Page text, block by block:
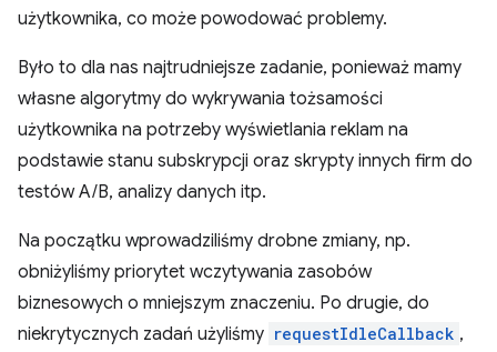
użytkownika, co może powodować problemy.
Było to dla nas najtrudniejsze zadanie, ponieważ mamy
własne algorytmy do wykrywania tożsamości
użytkownika na potrzeby wyświetlania reklam na
podstawie stanu subskrypcji oraz skrypty innych firm do
testów A/B, analizy danych itp.
Na początku wprowadziliśmy drobne zmiany, np.
obniżyliśmy priorytet wczytywania zasobów
biznesowych o mniejszym znaczeniu. Po drugie, do
niekrytycznych zadań użyliśmy requestIdleCallback ,